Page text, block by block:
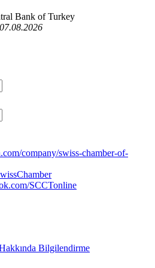
Bank of Turkey
07.08.2026
Bilgilendirme